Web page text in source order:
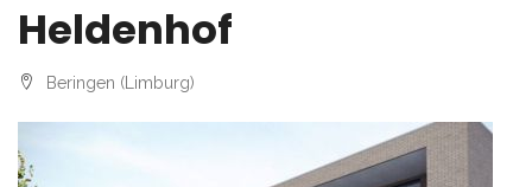
Heldenhof
Beringen (Limburg)